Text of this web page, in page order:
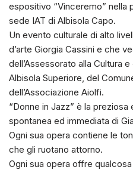
espositivo “Vinceremo” nella
sede IAT di Albisola Capo.
Un evento culturale di alto
d’arte Giorgia Cassini e che
dell’Assessorato alla Cultura
Albisola Superiore, del
dell’Associazione Aiolfi.
“Donne in Jazz” è la
spontanea ed immediata di
Ogni sua opera contiene le
che gli ruotano attorno.
Ogni sua opera offre